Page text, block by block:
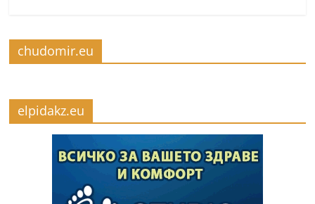
chudomir.eu
elpidakz.eu